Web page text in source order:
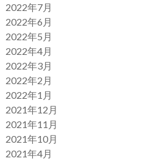
2022年7月
2022年6月
2022年5月
2022年4月
2022年3月
2022年2月
2022年1月
2021年12月
2021年11月
2021年10月
2021年4月